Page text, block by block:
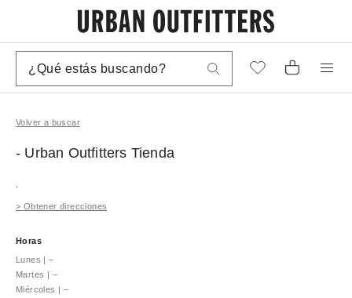
Volver a buscar
- Urban Outfitters Tienda
> Obtener direcciones
Horas
Lunes | –
Martes | –
Miércoles | –